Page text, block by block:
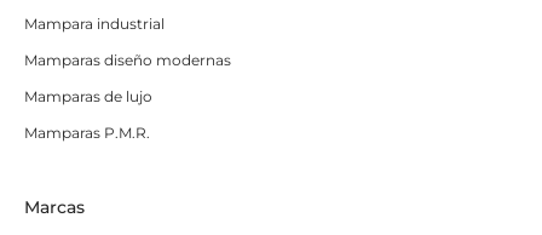
Mampara industrial
Mamparas diseño modernas
Mamparas de lujo
Mamparas P.M.R.
Marcas